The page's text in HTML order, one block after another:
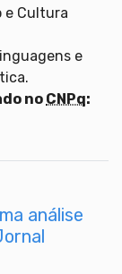
e Cultura
e
no CNPq:
análise